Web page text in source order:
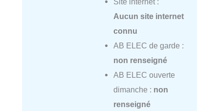
Aucun site internet
connu
AB ELEC de garde :
non renseigné
AB ELEC ouverte
dimanche : non
renseigné